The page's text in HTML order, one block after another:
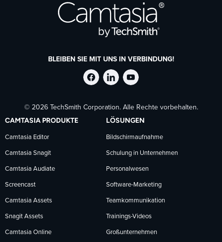
BLEIBEN SIE MIT UNS IN VERBINDUNG!
TechSmith
auf
Facebook
folgen
TechSmith
auf
LinkedIn
folgen
TechSmith
auf
YouTube
folgen
© 2026 TechSmith Corporation. Alle Rechte vorbehalten.
CAMTASIA PRODUKTE
Camtasia Editor
Camtasia Snagit
Camtasia Audiate
Screencast
Camtasia Assets
Snagit Assets
Camtasia Online
LÖSUNGEN
Bildschirmaufnahme
Schulung in Unternehmen
Personalwesen
Software-Marketing
Teamkommunikation
Trainings-Videos
Großunternehmen